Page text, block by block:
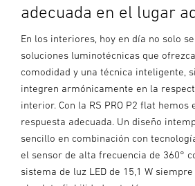
adecuada en el lugar
En los interiores, hoy en día no solo
soluciones luminotécnicas que
comodidad y una técnica inteligente,
integren armónicamente en la
interior. Con la RS PRO P2 flat hemos
respuesta adecuada. Un diseño
sencillo en combinación con
el sensor de alta frecuencia de 360°
sistema de luz LED de 15,1 W